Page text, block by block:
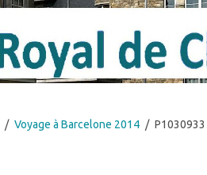
Voyage à Barcelone 2014 P1030933